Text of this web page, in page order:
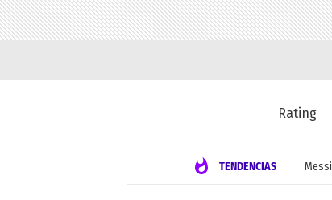
Rating
TENDENCIAS Messi